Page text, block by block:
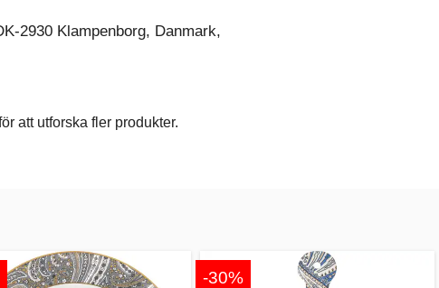
2930 Klampenborg, Danmark,
att utforska fler produkter.
-30%